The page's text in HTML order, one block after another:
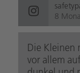
8
Die Kleinen
vor allem